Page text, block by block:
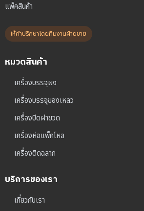
แพ็คสินค้า
ให้คำปรึกษาโดยทีมงานฝ่ายขาย
หมวดสินค้า
เครื่องบรรจุผง
เครื่องบรรจุของเหลว
เครื่องปิดฝาขวด
เครื่องห่อแพ็คโหล
เครื่องติดฉลาก
บริการของเรา
เกี่ยวกับเรา